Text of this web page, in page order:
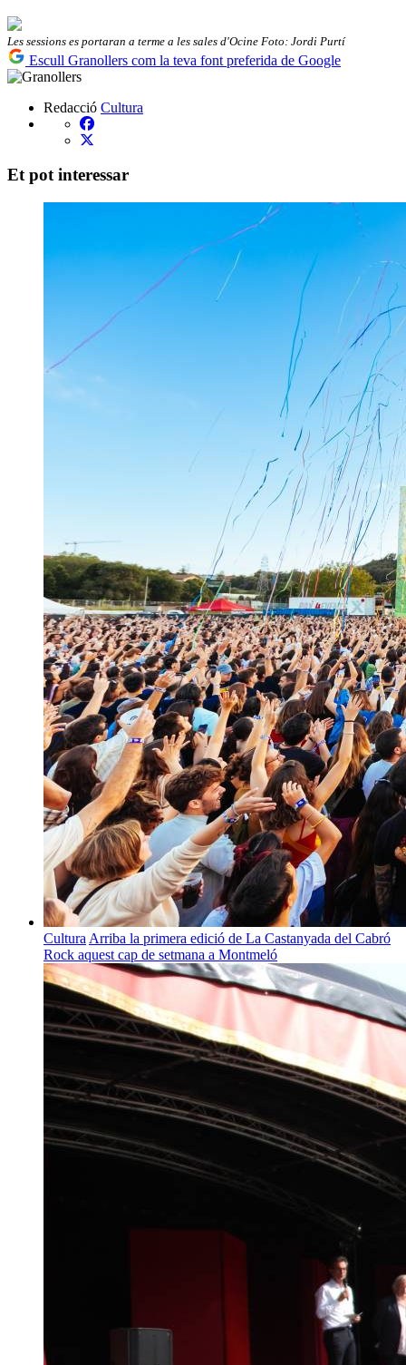
Les sessions es portaran a terme a les sales d'Ocine Foto: Jordi Purtí
Escull Granollers com la teva font preferida de Google
Redacció Cultura
Et pot interessar
Cultura Arriba la primera edició de La Castanyada del Cabró
Rock aquest cap de setmana a Montmeló